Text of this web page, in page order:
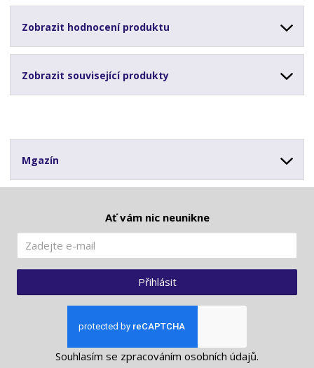
Zobrazit hodnocení produktu
Zobrazit související produkty
Mgazín
Ať vám nic neunikne
Přihlásit
Souhlasím se zpracováním osobních údajů.